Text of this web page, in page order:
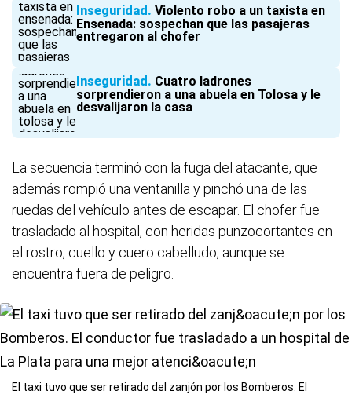
Inseguridad
Violento robo a un taxista en
Ensenada: sospechan que las pasajeras
entregaron al chofer
Inseguridad
Cuatro ladrones
sorprendieron a una abuela en Tolosa y le
desvalijaron la casa
La secuencia terminó con la fuga del atacante, que
además rompió una ventanilla y pinchó una de las
ruedas del vehículo antes de escapar. El chofer fue
trasladado al hospital, con heridas punzocortantes en
el rostro, cuello y cuero cabelludo, aunque se
encuentra fuera de peligro.
El taxi tuvo que ser retirado del zanjón por los Bomberos. El